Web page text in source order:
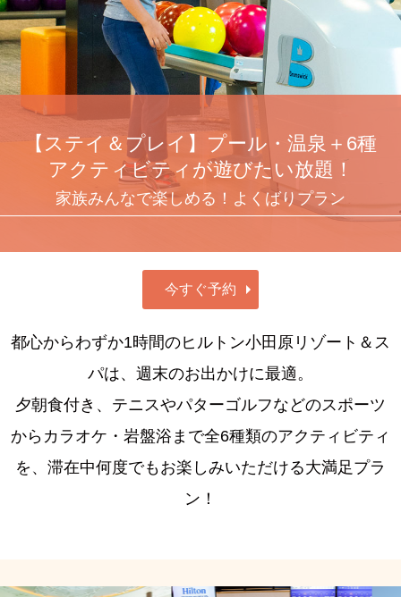
【ステイ＆プレイ】プール・温泉＋6種
アクティビティが遊びたい放題！
家族みんなで楽しめる！よくばりプラン
今すぐ予約
都心からわずか1時間のヒルトン小田原リゾート＆ス
パは、週末のお出かけに最適。
夕朝食付き、テニスやパターゴルフなどのスポーツ
からカラオケ・岩盤浴まで全6種類のアクティビティ
を、滞在中何度でもお楽しみいただける大満足プラ
ン！